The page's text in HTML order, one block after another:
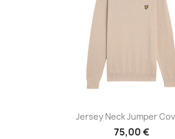
Jersey Neck Jumper
75,00 €